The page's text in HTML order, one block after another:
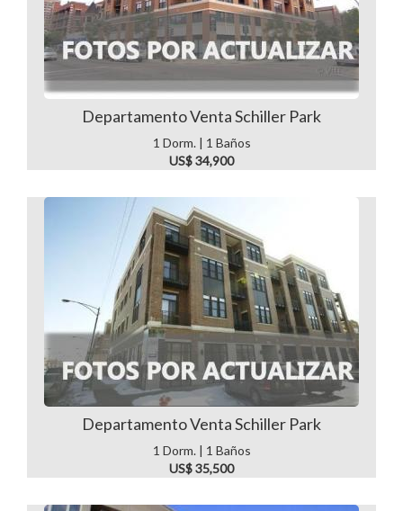
Departamento Venta Schiller Park
1 Dorm. | 1 Baños
US$ 34,900
Departamento Venta Schiller Park
1 Dorm. | 1 Baños
US$ 35,500